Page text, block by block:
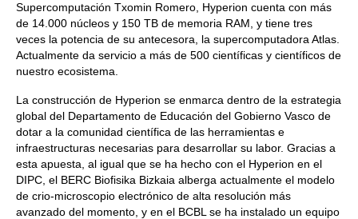
Supercomputación Txomin Romero, Hyperion cuenta con más
de 14.000 núcleos y 150 TB de memoria RAM, y tiene tres
veces la potencia de su antecesora, la supercomputadora Atlas.
Actualmente da servicio a más de 500 científicas y científicos de
nuestro ecosistema.
La construcción de Hyperion se enmarca dentro de la estrategia
global del Departamento de Educación del Gobierno Vasco de
dotar a la comunidad científica de las herramientas e
infraestructuras necesarias para desarrollar su labor. Gracias a
esta apuesta, al igual que se ha hecho con el Hyperion en el
DIPC, el BERC Biofisika Bizkaia alberga actualmente el modelo
de crio-microscopio electrónico de alta resolución más
avanzado del momento, y en el BCBL se ha instalado un equipo